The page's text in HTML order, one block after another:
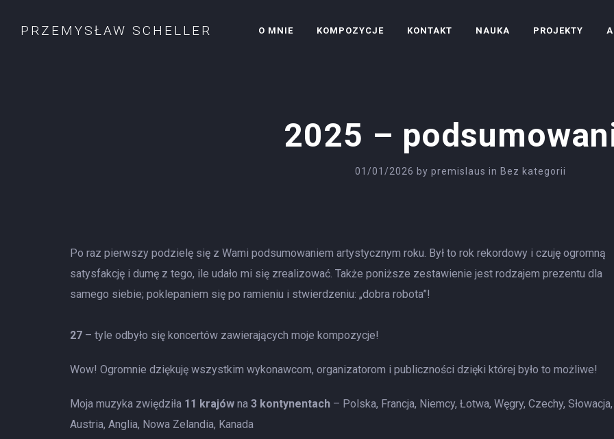
PRZEMYSŁAW SCHELLER O MNIE KOMPOZYCJE KONTAKT NAUKA PROJEKTY
2025 –
01/01/2026 by premislaus in Bez kategorii
Po raz pierwszy podzielę się z Wami podsumowaniem artystycznym roku. Był to rok rekordowy i czuję ogromną
satysfakcję i dumę z tego, ile udało mi się zrealizować. Także poniższe zestawienie jest rodzajem prezentu dla
samego siebie; poklepaniem się po ramieniu i stwierdzeniu: „dobra robota”!
27 – tyle odbyło się koncertów zawierających moje kompozycje!
Wow! Ogromnie dziękuję wszystkim wykonawcom, organizatorom i publiczności dzięki której było to możliwe!
Moja muzyka zwiędziła 11 krajów na 3 kontynentach – Polska, Francja, Niemcy, Łotwa, Węgry, Czechy, Słowacja,
Austria, Anglia, Nowa Zelandia, Kanada